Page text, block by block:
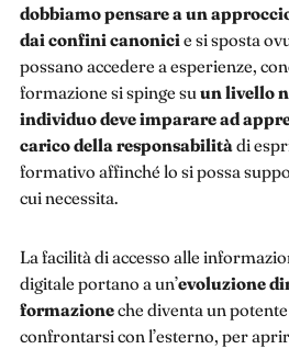
dobbiamo pensare a un
dai confini canonici e si sposta
possano accedere a esperienze,
formazione si spinge su un livello
individuo deve imparare ad
carico della responsabilitàdi
formativo affinché lo si possa
cui necessita.
La facilità di accesso alle
digitale portano a un’evoluzione
formazioneche diventa un
confrontarsi con l’esterno, per